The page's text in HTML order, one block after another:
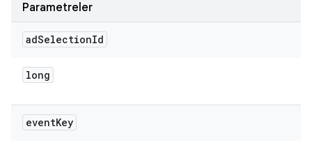
Parametreler
adSelectionId
long
eventKey